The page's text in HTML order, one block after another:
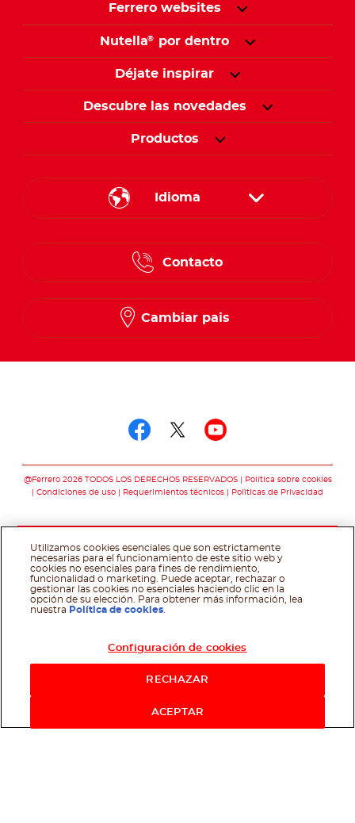
Ferrero websites
Nutella® por dentro
Déjate inspirar
Descubre las novedades
Productos
Idioma
French
Contacto
Cambiar pais
@Ferrero 2026 TODOS LOS DERECHOS RESERVADOS
Política sobre cookies
Condiciones de uso
Requerimientos técnicos Polìticas de Privacidad
Utilizamos cookies esenciales que son estrictamente
necesarias para el funcionamiento de este sitio web y
cookies no esenciales para fines de rendimiento,
funcionalidad o marketing. Puede aceptar, rechazar o
gestionar las cookies no esenciales haciendo clic en la
opción de su elección. Para obtener más información, lea
nuestra Política de cookies
Configuración de cookies
RECHAZAR
ACEPTAR